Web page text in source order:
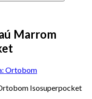
Marrom
Ortobom
Isosuperpocket